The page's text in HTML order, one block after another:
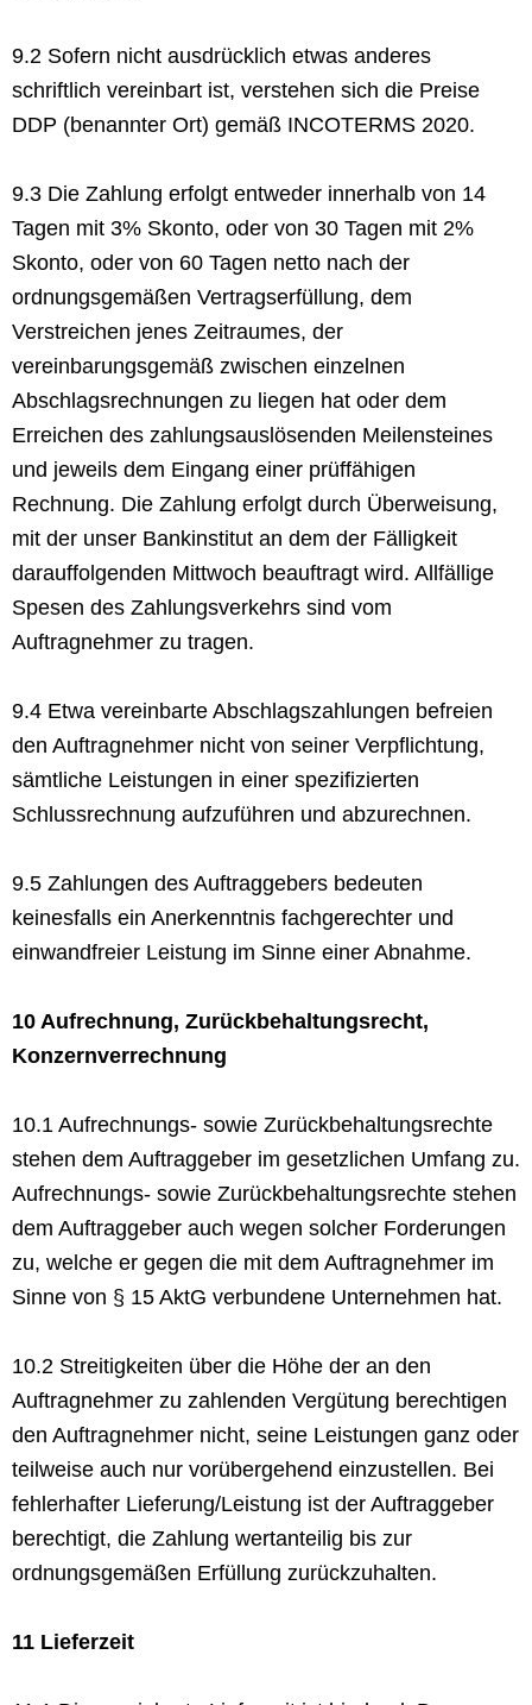
9.2 Sofern nicht ausdrücklich etwas anderes
schriftlich vereinbart ist, verstehen sich die Preise
DDP (benannter Ort) gemäß INCOTERMS 2020.
9.3 Die Zahlung erfolgt entweder innerhalb von 14
Tagen mit 3% Skonto, oder von 30 Tagen mit 2%
Skonto, oder von 60 Tagen netto nach der
ordnungsgemäßen Vertragserfüllung, dem
Verstreichen jenes Zeitraumes, der
vereinbarungsgemäß zwischen einzelnen
Abschlagsrechnungen zu liegen hat oder dem
Erreichen des zahlungsauslösenden Meilensteines
und jeweils dem Eingang einer prüffähigen
Rechnung. Die Zahlung erfolgt durch Überweisung,
mit der unser Bankinstitut an dem der Fälligkeit
darauffolgenden Mittwoch beauftragt wird. Allfällige
Spesen des Zahlungsverkehrs sind vom
Auftragnehmer zu tragen.
9.4 Etwa vereinbarte Abschlagszahlungen befreien
den Auftragnehmer nicht von seiner Verpflichtung,
sämtliche Leistungen in einer spezifizierten
Schlussrechnung aufzuführen und abzurechnen.
9.5 Zahlungen des Auftraggebers bedeuten
keinesfalls ein Anerkenntnis fachgerechter und
einwandfreier Leistung im Sinne einer Abnahme.
10 Aufrechnung, Zurückbehaltungsrecht,
Konzernverrechnung
10.1 Aufrechnungs- sowie Zurückbehaltungsrechte
stehen dem Auftraggeber im gesetzlichen Umfang zu.
Aufrechnungs- sowie Zurückbehaltungsrechte stehen
dem Auftraggeber auch wegen solcher Forderungen
zu, welche er gegen die mit dem Auftragnehmer im
Sinne von § 15 AktG verbundene Unternehmen hat.
10.2 Streitigkeiten über die Höhe der an den
Auftragnehmer zu zahlenden Vergütung berechtigen
den Auftragnehmer nicht, seine Leistungen ganz oder
teilweise auch nur vorübergehend einzustellen. Bei
fehlerhafter Lieferung/Leistung ist der Auftraggeber
berechtigt, die Zahlung wertanteilig bis zur
ordnungsgemäßen Erfüllung zurückzuhalten.
11 Lieferzeit